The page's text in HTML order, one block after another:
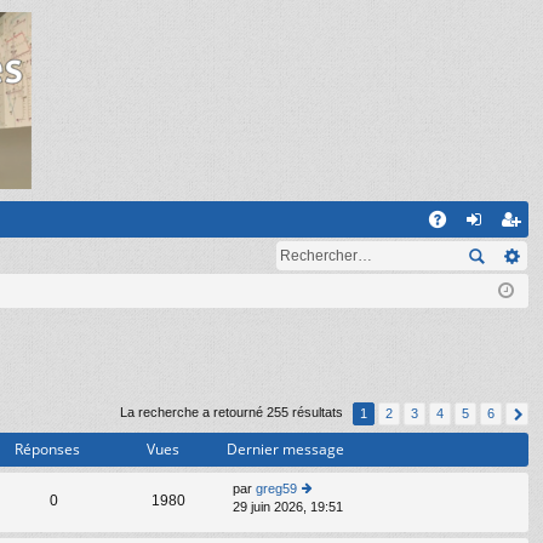
on ns
cri
La recherche a retourné 255 résultats 1 2 3 4 5 6
Réponses Vues Dernier message
0 1980
par greg59
o
29 juin 2026, 19:51